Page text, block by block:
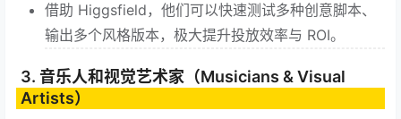
借助 Higgsfield，他们可以快速测试多种创意脚本、
输出多个风格版本，极大提升投放效率与 ROI。
3. 音乐人和视觉艺术家（Musicians & Visual
Artists）